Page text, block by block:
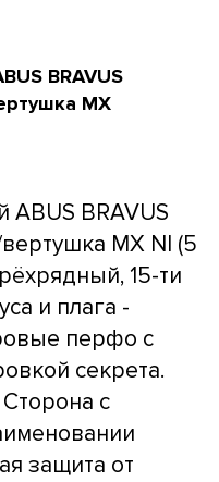
BRAVUS
MX
BRAVUS
MX NI (5
15-ти
и плага -
перфо с
секрета.
с
защита от